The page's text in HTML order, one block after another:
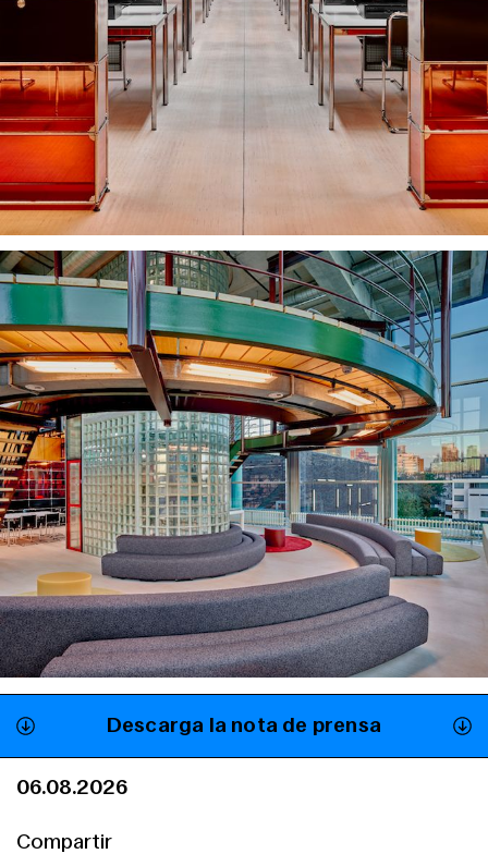
Servicios
Descarga la nota de prensa
06.08.2026
Compartir